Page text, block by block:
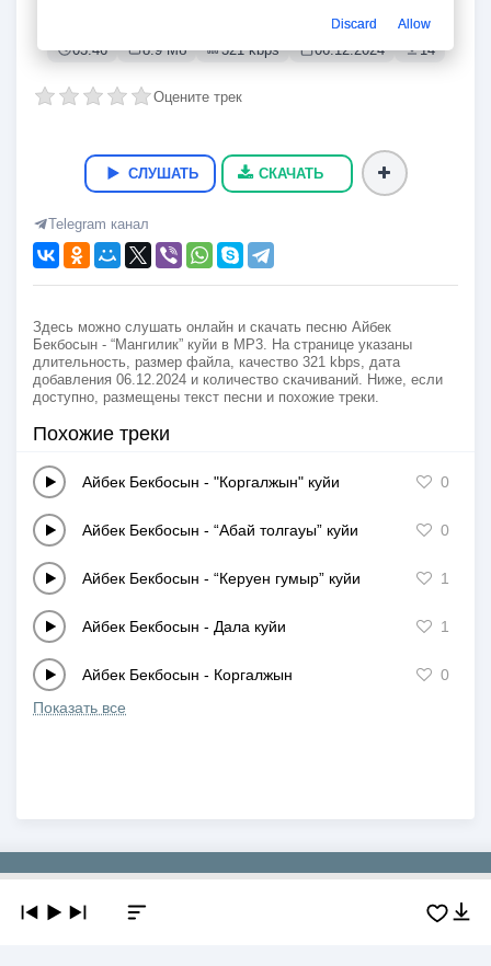
03:46 8.9 Мб 321 kbps 06.12.2024 14
Оцените трек
СЛУШАТЬ СКАЧАТЬ
Telegram канал
Здесь можно слушать онлайн и скачать песню Айбек
Бекбосын - “Мангилик” куйи в MP3. На странице указаны
длительность, размер файла, качество 321 kbps, дата
добавления 06.12.2024 и количество скачиваний. Ниже, если
доступно, размещены текст песни и похожие треки.
Похожие треки
Айбек Бекбосын - "Коргалжын" куйи 0
Айбек Бекбосын - “Абай толгауы” куйи 0
Айбек Бекбосын - “Керуен гумыр” куйи 1
Айбек Бекбосын - Дала куйи 1
Айбек Бекбосын - Коргалжын
0
Показать все
Discard Allow